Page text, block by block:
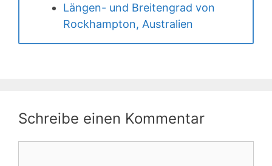
Längen- und Breitengrad von
Rockhampton, Australien
Schreibe einen Kommentar